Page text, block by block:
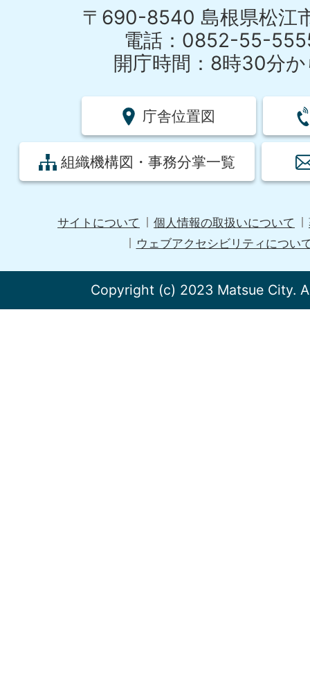
〒690-8540 島根県松江
電話：0852-55-
開庁時間：8時30分か
庁舎位置図
組織機構図・事務分掌一覧
サイトについて 個人情報の取扱いについて
ウェブアクセシビリティについ
Copyright (c) 2023 Matsue City.